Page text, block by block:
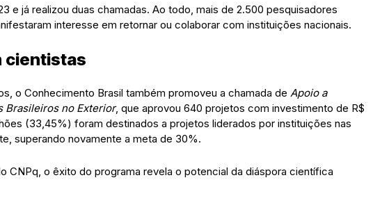
e já realizou duas chamadas. Ao todo, mais de 2.500 pesquisadores
interesse em retornar ou colaborar com instituições nacionais.
cientistas
o Conhecimento Brasil também promoveu a chamada de Apoio a
Brasileiros no Exterior, que aprovou 640 projetos com investimento de R$
(33,45%) foram destinados a projetos liderados por instituições nas
superando novamente a meta de 30%.
CNPq, o êxito do programa revela o potencial da diáspora científica